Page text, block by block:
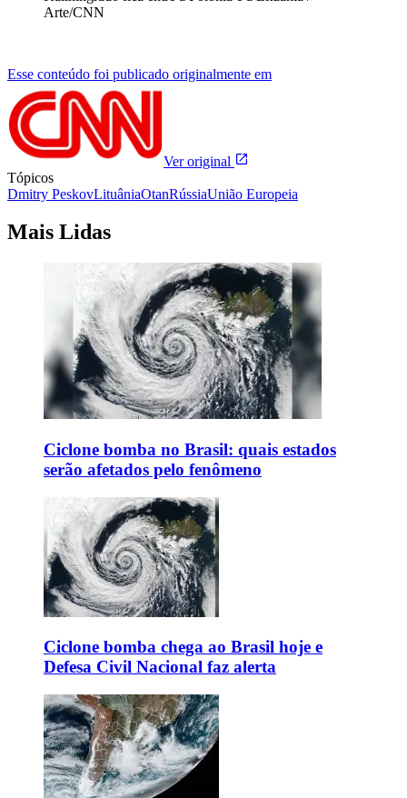
Arte/CNN
Esse conteúdo foi publicado originalmente em
Ver original
Tópicos
Dmitry PeskovLituâniaOtanRússiaUnião Europeia
Mais Lidas
Ciclone bomba no Brasil: quais estados
serão afetados pelo fenômeno
Ciclone bomba chega ao Brasil hoje e
Defesa Civil Nacional faz alerta